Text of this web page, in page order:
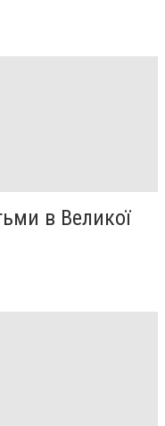
в Великої